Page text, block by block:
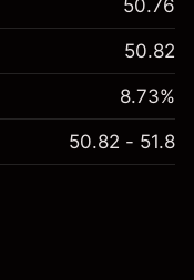
50.76
50.82
8.73%
50.82 - 51.8